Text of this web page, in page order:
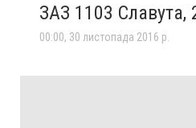
ЗАЗ 1103 Славута,
00:00, 30 листопада 2016 р.